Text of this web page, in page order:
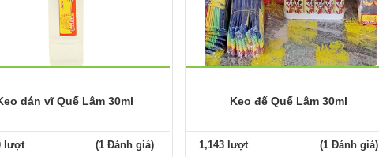
dán vĩ Quế Lâm 30ml
lượt (1 Đánh giá)
Keo đế Quế Lâm 30ml
1,143 lượt (1 Đánh giá)